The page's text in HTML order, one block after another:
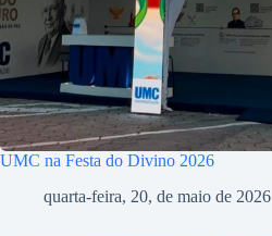
UMC na Festa do Divino 2026
quarta-feira, 20, de maio de 2026